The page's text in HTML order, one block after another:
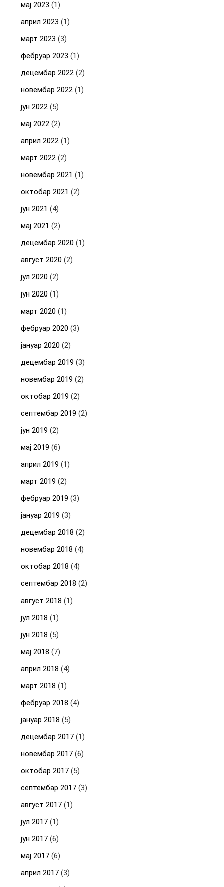
мај 2023 (1)
април 2023 (1)
март 2023 (3)
фебруар 2023 (1)
децембар 2022 (2)
новембар 2022 (1)
јун 2022 (5)
мај 2022 (2)
април 2022 (1)
март 2022 (2)
новембар 2021 (1)
октобар 2021 (2)
јун 2021 (4)
мај 2021 (2)
децембар 2020 (1)
август 2020 (2)
јул 2020 (2)
јун 2020 (1)
март 2020 (1)
фебруар 2020 (3)
јануар 2020 (2)
децембар 2019 (3)
новембар 2019 (2)
октобар 2019 (2)
септембар 2019 (2)
јун 2019 (2)
мај 2019 (6)
април 2019 (1)
март 2019 (2)
фебруар 2019 (3)
јануар 2019 (3)
децембар 2018 (2)
новембар 2018 (4)
октобар 2018 (4)
септембар 2018 (2)
август 2018 (1)
јул 2018 (1)
јун 2018 (5)
мај 2018 (7)
април 2018 (4)
март 2018 (1)
фебруар 2018 (4)
јануар 2018 (5)
децембар 2017 (1)
новембар 2017 (6)
октобар 2017 (5)
септембар 2017 (3)
август 2017 (1)
јул 2017 (1)
јун 2017 (6)
мај 2017 (6)
април 2017 (3)